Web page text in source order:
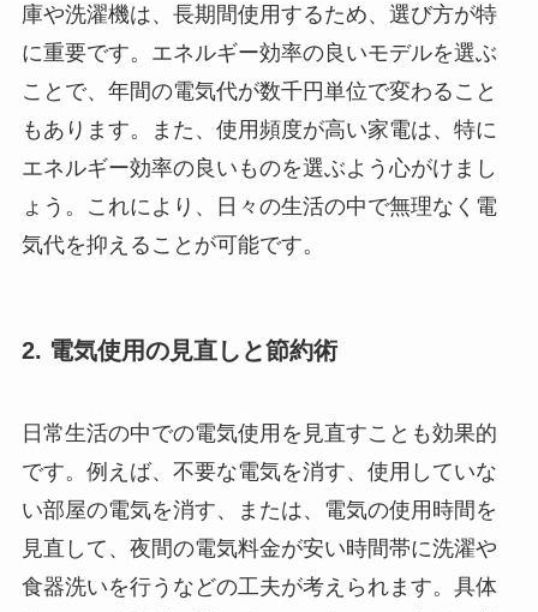
庫や洗濯機は、長期間使用するため、選び方が特
に重要です。エネルギー効率の良いモデルを選ぶ
ことで、年間の電気代が数千円単位で変わること
もあります。また、使用頻度が高い家電は、特に
エネルギー効率の良いものを選ぶよう心がけまし
ょう。これにより、日々の生活の中で無理なく電
気代を抑えることが可能です。
2. 電気使用の見直しと節約術
日常生活の中での電気使用を見直すことも効果的
です。例えば、不要な電気を消す、使用していな
い部屋の電気を消す、または、電気の使用時間を
見直して、夜間の電気料金が安い時間帯に洗濯や
食器洗いを行うなどの工夫が考えられます。具体